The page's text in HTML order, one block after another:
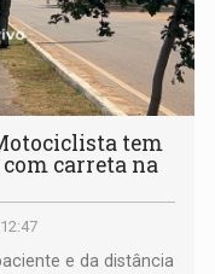
tem
carreta na
e da distância